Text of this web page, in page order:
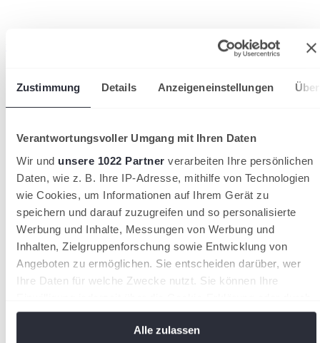
Zustimmung Details Anzeigeneinstellungen
Verantwortungsvoller Umgang mit Ihren Daten
Wir und unsere 1022 Partner verarbeiten Ihre persönlichen
Daten, wie z. B. Ihre IP-Adresse, mithilfe von Technologien
wie Cookies, um Informationen auf Ihrem Gerät zu
speichern und darauf zuzugreifen und so personalisierte
Werbung und Inhalte, Messungen von Werbung und
Inhalten, Zielgruppenforschung sowie Entwicklung von
Angeboten zu ermöglichen. Sie entscheiden darüber, wer
Ihre Daten für welche Zwecke nutzt. Sie können Ihre
Klicken auf das Privacy Trigger Symbol ändern oder
Alle zulassen